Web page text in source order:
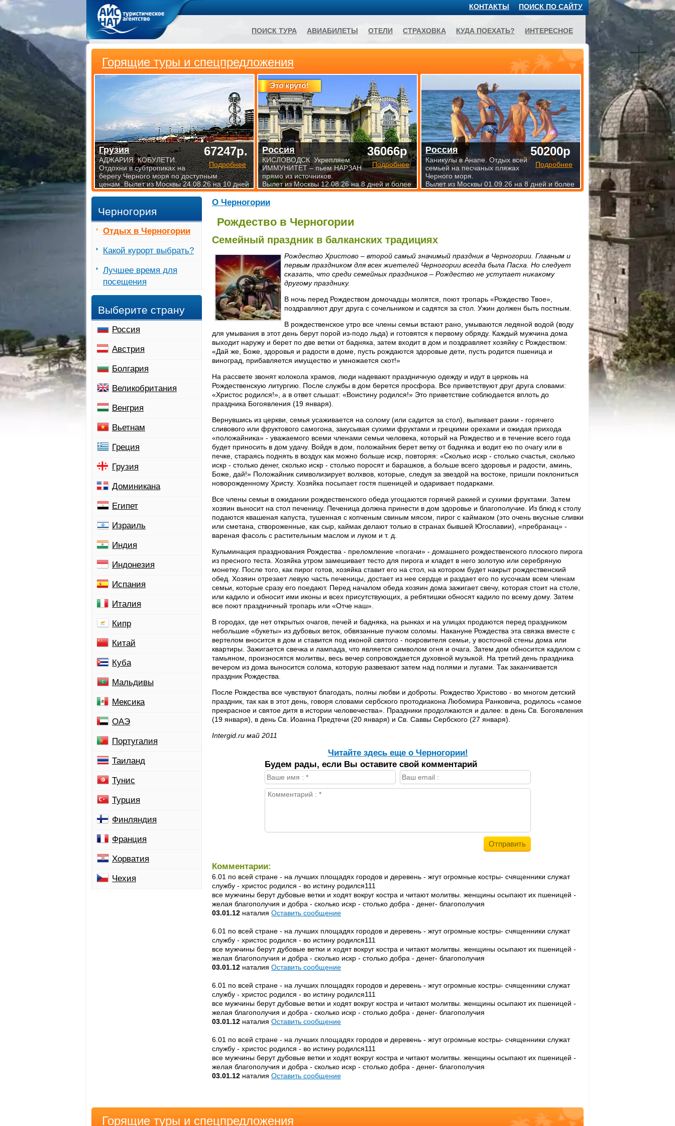
О Черногории
Рождество в Черногории
Семейный праздник в балканских традициях
Рождество Христово – второй самый значимый праздник в Черногории. Главным и
первым праздником для всех жиетелей Черногории всегда была Пасха. Но следует
сказать, что среди семейных праздников – Рождество не уступает никакому
другому празднику.
В ночь перед Рождеством домочадцы молятся, поют тропарь «Рождество Твое»,
поздравляют друг друга с сочельником и садятся за стол. Ужин должен быть постным.
В рождественское утро все члены семьи встают рано, умываются ледяной водой (воду
для умывания в этот день берут порой из-подо льда) и готовятся к первому обряду. Каждый мужчина дома
выходит наружу и берет по две ветки от бадняка, затем входит в дом и поздравляет хозяйку с Рождеством:
«Дай же, Боже, здоровья и радости в доме, пусть рождаются здоровые дети, пусть родится пшеница и
виноград, прибавляется имущество и умножается скот!»
На рассвете звонят колокола храмов, люди надевают праздничную одежду и идут в церковь на
Рождественскую литургию. После службы в дом берется просфора. Все приветствуют друг друга словами:
«Христос родился!», а в ответ слышат: «Воистину родился!» Это приветствие соблюдается вплоть до
праздника Богоявления (19 января).
Вернувшись из церкви, семья усаживается на солому (или садится за стол), выпивает ракии - горячего
сливового или фруктового самогона, закусывая сухими фруктами и грецкими орехами и ожидая прихода
«положайника» - уважаемого всеми членами семьи человека, который на Рождество и в течение всего года
будет приносить в дом удачу. Войдя в дом, положайник берет ветку от бадняка и водит ею по очагу или в
печке, стараясь поднять в воздух как можно больше искр, повторяя: «Сколько искр - столько счастья, сколько
искр - столько денег, сколько искр - столько поросят и барашков, а больше всего здоровья и радости, аминь,
Боже, дай!» Положайник символизирует волхвов, которые, следуя за звездой на востоке, пришли поклониться
новорожденному Христу. Хозяйка посыпает гостя пшеницей и одаривает подарками.
Все члены семьи в ожидании рождественского обеда угощаются горячей ракией и сухими фруктами. Затем
хозяин выносит на стол печеницу. Печеница должна принести в дом здоровье и благополучие. Из блюд к столу
подаются квашеная капуста, тушенная с копченым свиным мясом, пирог с каймаком (это очень вкусные сливки
или сметана, створоженные, как сыр, каймак делают только в странах бывшей Югославии), «пребранац» -
вареная фасоль с растительным маслом и луком и т. д.
Кульминация празднования Рождества - преломление «погачи» - домашнего рождественского плоского пирога
из пресного теста. Хозяйка утром замешивает тесто для пирога и кладет в него золотую или серебряную
монетку. После того, как пирог готов, хозяйка ставит его на стол, на котором будет накрыт рождественский
обед. Хозяин отрезает левую часть печеницы, достает из нее сердце и раздает его по кусочкам всем членам
семьи, которые сразу его поедают. Перед началом обеда хозяин дома зажигает свечу, которая стоит на столе,
или кадило и обносит ими иконы и всех присутствующих, а ребятишки обносят кадило по всему дому. Затем
все поют праздничный тропарь или «Отче наш».
В городах, где нет открытых очагов, печей и бадняка, на рынках и на улицах продаются перед праздником
небольшие «букеты» из дубовых веток, обвязанные пучком соломы. Накануне Рождества эта связка вместе с
вертелом вносится в дом и ставится под иконой святого - покровителя семьи, у восточной стены дома или
квартиры. Зажигается свечка и лампада, что является символом огня и очага. Затем дом обносится кадилом с
тамьяном, произносятся молитвы, весь вечер сопровождается духовной музыкой. На третий день праздника
вечером из дома выносится солома, которую развевают затем над полями и лугами. Так заканчивается
праздник Рождества.
После Рождества все чувствуют благодать, полны любви и доброты. Рождество Христово - во многом детский
праздник, так как в этот день, говоря словами сербского протодиакона Любомира Ранковича, родилось «самое
прекрасное и святое дитя в истории человечества». Праздники продолжаются и далее: в день Св. Богоявления
(19 января), в день Св. Иоанна Предтечи (20 января) и Св. Саввы Сербского (27 января).
Intergid.ru май 2011
Читайте здесь еще о Черногории!
Будем рады, если Вы оставите свой комментарий
Комментарии:
6.01 по всей стране - на лучших площадях городов и деревень - жгут огромные костры- счященники служат
службу - христос родился - во истину родился111
все мужчины берут дубовые ветки и ходят вокруг костра и читают молитвы. женщины осыпают их пшеницей -
желая благополучия и добра - сколько искр - столько добра - денег- благополучия
03.01.12 наталия Оставить сообщение
6.01 по всей стране - на лучших площадях городов и деревень - жгут огромные костры- счященники служат
службу - христос родился - во истину родился111
все мужчины берут дубовые ветки и ходят вокруг костра и читают молитвы. женщины осыпают их пшеницей -
желая благополучия и добра - сколько искр - столько добра - денег- благополучия
03.01.12 наталия Оставить сообщение
6.01 по всей стране - на лучших площадях городов и деревень - жгут огромные костры- счященники служат
службу - христос родился - во истину родился111
все мужчины берут дубовые ветки и ходят вокруг костра и читают молитвы. женщины осыпают их пшеницей -
желая благополучия и добра - сколько искр - столько добра - денег- благополучия
03.01.12 наталия Оставить сообщение
6.01 по всей стране - на лучших площадях городов и деревень - жгут огромные костры- счященники служат
службу - христос родился - во истину родился111
все мужчины берут дубовые ветки и ходят вокруг костра и читают молитвы. женщины осыпают их пшеницей -
желая благополучия и добра - сколько искр - столько добра - денег- благополучия
03.01.12 наталия Оставить сообщение
Черногория
Отдых в Черногории
Какой курорт выбрать?
Лучшее время для
посещения
Выберите страну
Россия
Австрия
Болгария
Великобритания
Венгрия
Вьетнам
Греция
Грузия
Доминикана
Египет
Израиль
Индия
Индонезия
Испания
Италия
Кипр
Китай
Куба
Мальдивы
Мексика
ОАЭ
Португалия
Таиланд
Тунис
Турция
Финляндия
Франция
Хорватия
Чехия
Горящие туры и спецпредложения
Горящие туры и спецпредложения
67247р.
Подробнее
Грузия
АДЖАРИЯ. КОБУЛЕТИ.
Отдохни в субтропиках на
берегу Черного моря по доступным
ценам. Вылет из Москвы 24.08.26 на 10 дней
Это круто!
36066р
Подробнее
Россия
КИСЛОВОДСК. Укрепляем
ИММУНИТЕТ – пьем НАРЗАН
прямо из источников.
Вылет из Москвы 12.08.26 на 8 дней и более
50200р
Подробнее
Россия
Каникулы в Анапе. Отдых всей
семьей на песчаных пляжах
Черного моря.
Вылет из Москвы 01.09.26 на 8 дней и более
ПОИСК ПО САЙТУ
КОНТАКТЫ
ПОИСК ТУРА АВИАБИЛЕТЫ ОТЕЛИ СТРАХОВКА КУДА ПОЕХАТЬ? ИНТЕРЕСНОЕ